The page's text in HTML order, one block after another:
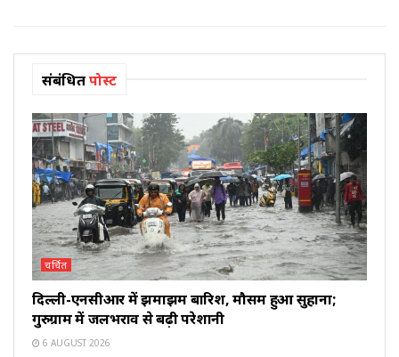
संबंधितपोस्ट
चर्चित
दिल्ली-एनसीआर में झमाझम बारिश, मौसम हुआ सुहाना;
गुरुग्राम में जलभराव से बढ़ी परेशानी
6 AUGUST 2026